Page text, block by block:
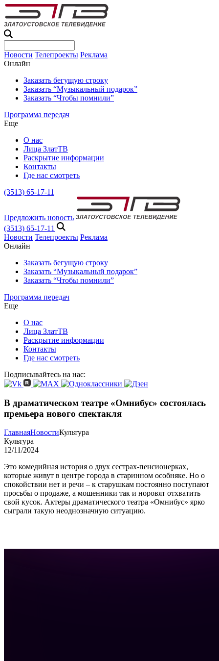
Новости Телепроекты Реклама
Онлайн
Заказать бегущую строку
Заказать “Музыкальный подарок”
Заказать “Чтобы помнили”
Программа передач
Еще
О нас
Лица ЗлатТВ
Раскрытие информации
Контакты
Где нас смотреть
(3513) 65-17-11
Предложить новость
(3513) 65-17-11
Новости Телепроекты Реклама
Онлайн
Заказать бегущую строку
Заказать “Музыкальный подарок”
Заказать “Чтобы помнили”
Программа передач
Еще
О нас
Лица ЗлатТВ
Раскрытие информации
Контакты
Где нас смотреть
Подписывайтесь на нас:
В драматическом театре «Омнибус» состоялась
премьера нового спектакля
ГлавнаяНовостиКультура
Культура
12/11/2024
Это комедийная история о двух сестрах-пенсионерках,
которые живут в центре города в старинном особняке. Но о
спокойствии нет и речи – к старушкам постоянно поступают
просьбы о продаже, а мошенники так и норовят отхватить
свой кусок. Актеры драматического театра «Омнибус» ярко
сыграли такую неоднозначную ситуацию.